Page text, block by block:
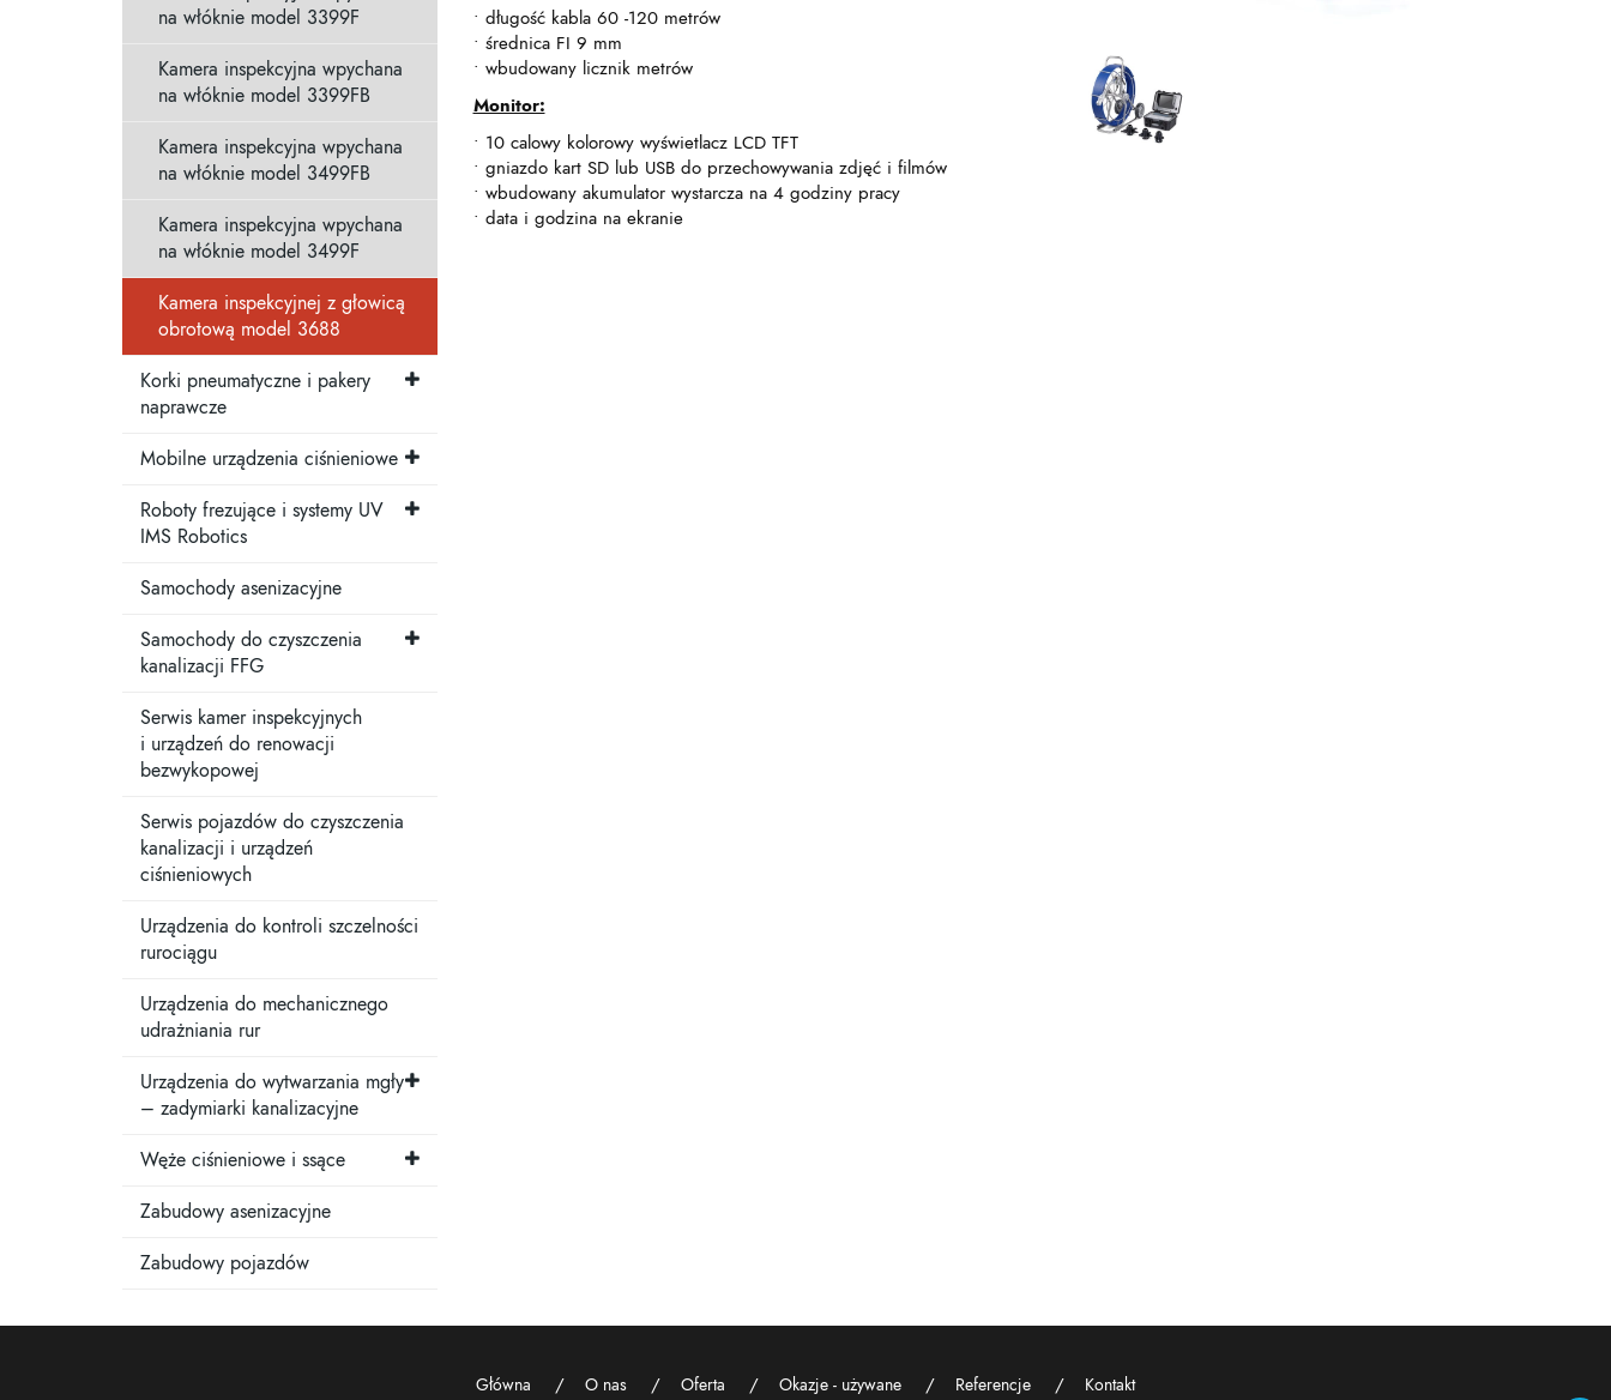
na włóknie model 3399F
Kamera inspekcyjna wpychana
na włóknie model 3399FB
Kamera inspekcyjna wpychana
na włóknie model 3499FB
Kamera inspekcyjna wpychana
na włóknie model 3499F
Kamera inspekcyjnej z głowicą
obrotową model 3688
Korki pneumatyczne i pakery
naprawcze
Mobilne urządzenia ciśnieniowe
Roboty frezujące i systemy UV
IMS Robotics
Samochody asenizacyjne
Samochody do czyszczenia
kanalizacji FFG
Serwis kamer inspekcyjnych
i urządzeń do renowacji
bezwykopowej
Serwis pojazdów do czyszczenia
kanalizacji i urządzeń
ciśnieniowych
Urządzenia do kontroli szczelności
rurociągu
Urządzenia do mechanicznego
udrażniania rur
Urządzenia do wytwarzania mgły
– zadymiarki kanalizacyjne
Węże ciśnieniowe i ssące
Zabudowy asenizacyjne
Zabudowy pojazdów
• długość kabla 60 -120 metrów
• średnica FI 9 mm
• wbudowany licznik metrów
Monitor:
• 10 calowy kolorowy wyświetlacz LCD TFT
• gniazdo kart SD lub USB do przechowywania zdjęć i filmów
• wbudowany akumulator wystarcza na 4 godziny pracy
• data i godzina na ekranie
Główna O nas Oferta Okazje - używane Referencje Kontakt